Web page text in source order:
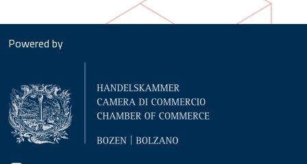
Powered by